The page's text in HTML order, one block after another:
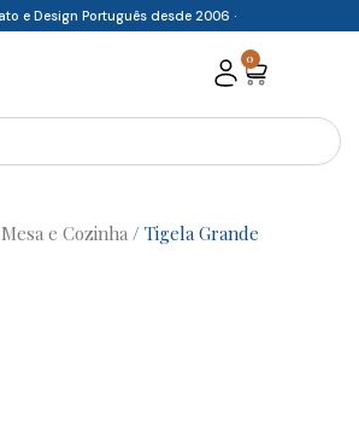
e Design Português desde 2006 ·
0
Cart
Mesa e Cozinha / Tigela Grande